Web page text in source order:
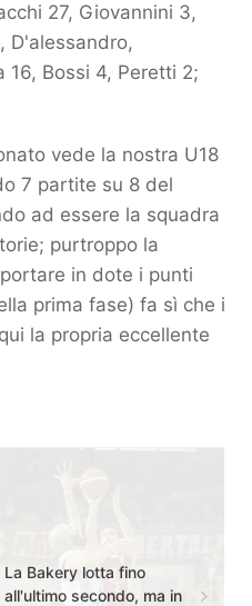
27, Giovannini 3,
D'alessandro,
16, Bossi 4, Peretti 2;
vede la nostra U18
7 partite su 8 del
ad essere la squadra
purtroppo la
in dote i punti
prima fase) fa sì che i
la propria eccellente
La Bakery lotta fino
all'ultimo secondo, ma in